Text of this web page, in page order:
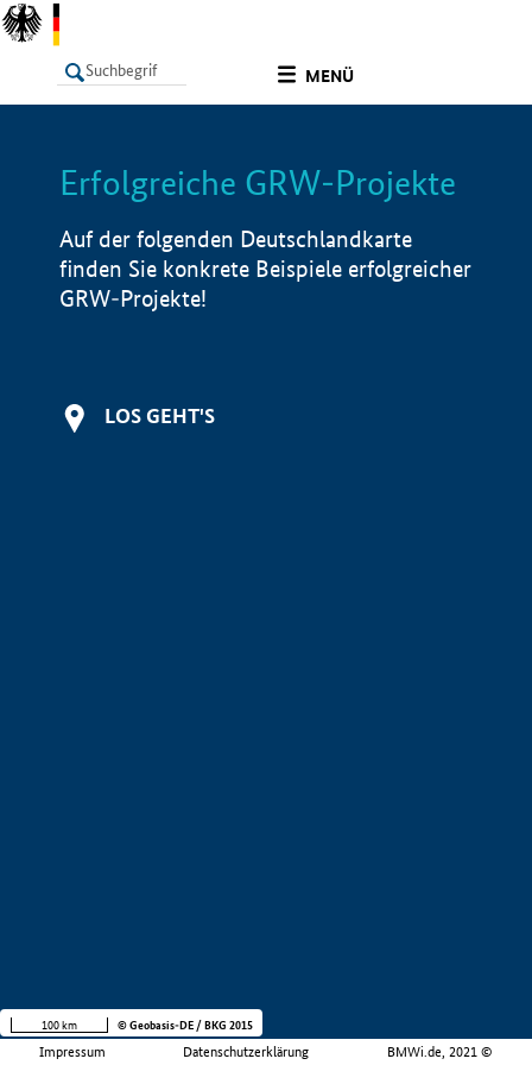
MENÜ
LISTE Info
Erfolgreiche GRW-Projekte
Auf der folgenden Deutschlandkarte
finden Sie konkrete Beispiele erfolgreicher
GRW-Projekte!
LOS GEHT'S
Impressum Datenschutzerklärung BMWi.de, 2021 ©
100 km © Geobasis-DE / BKG 2015